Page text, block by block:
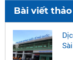
Bài viết